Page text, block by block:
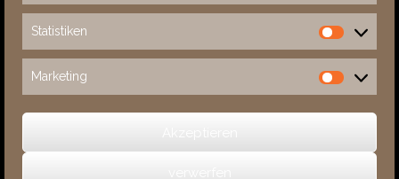
Statistiken
Statistiken
Marketing
Marketing
This Week
32015